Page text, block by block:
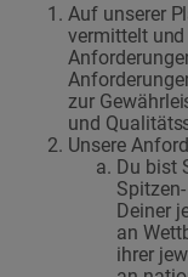
Auf unserer
vermittelt
zur
und
Unsere
Du bist
Deiner
an
ihrer